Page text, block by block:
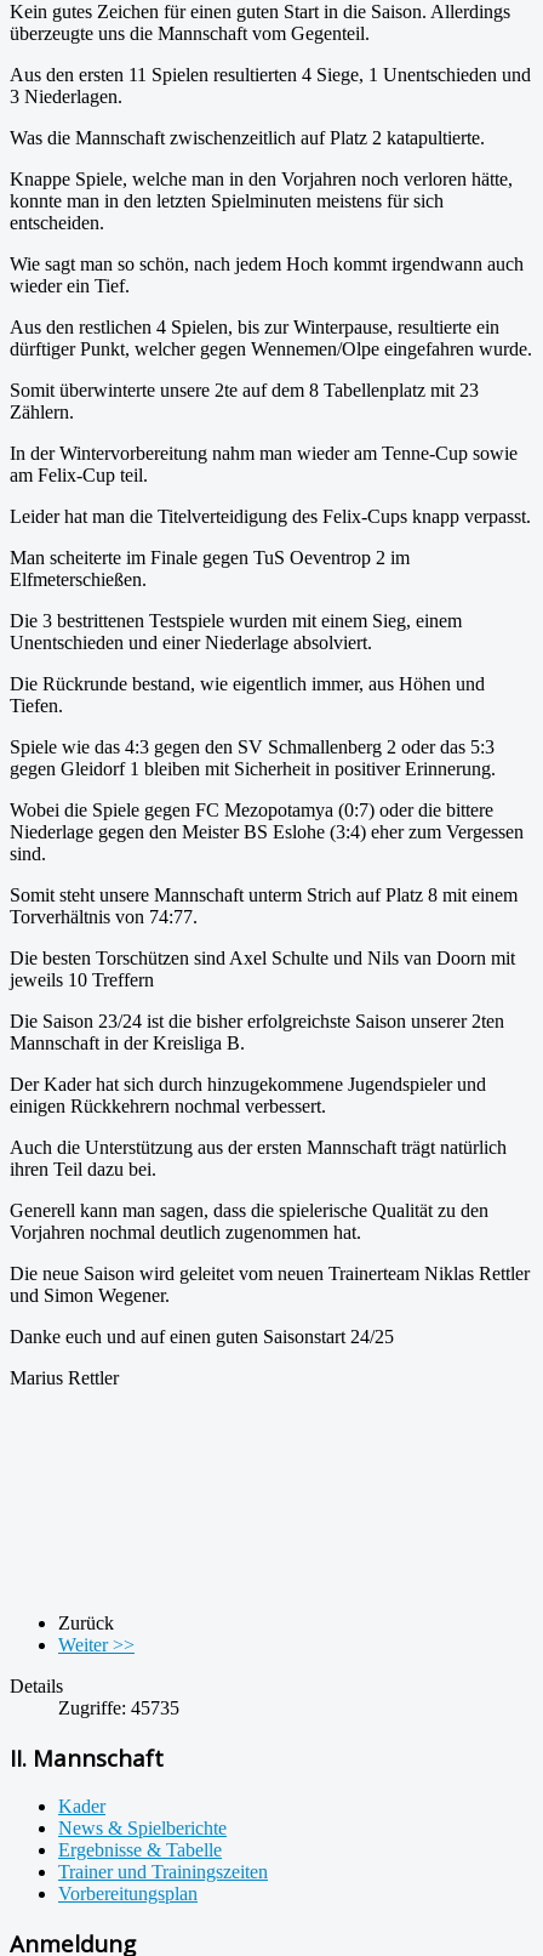
Kein gutes Zeichen für einen guten Start in die Saison. Allerdings
überzeugte uns die Mannschaft vom Gegenteil.
Aus den ersten 11 Spielen resultierten 4 Siege, 1 Unentschieden und
3 Niederlagen.
Was die Mannschaft zwischenzeitlich auf Platz 2 katapultierte.
Knappe Spiele, welche man in den Vorjahren noch verloren hätte,
konnte man in den letzten Spielminuten meistens für sich
entscheiden.
Wie sagt man so schön, nach jedem Hoch kommt irgendwann auch
wieder ein Tief.
Aus den restlichen 4 Spielen, bis zur Winterpause, resultierte ein
dürftiger Punkt, welcher gegen Wennemen/Olpe eingefahren wurde.
Somit überwinterte unsere 2te auf dem 8 Tabellenplatz mit 23
Zählern.
In der Wintervorbereitung nahm man wieder am Tenne-Cup sowie
am Felix-Cup teil.
Leider hat man die Titelverteidigung des Felix-Cups knapp verpasst.
Man scheiterte im Finale gegen TuS Oeventrop 2 im
Elfmeterschießen.
Die 3 bestrittenen Testspiele wurden mit einem Sieg, einem
Unentschieden und einer Niederlage absolviert.
Die Rückrunde bestand, wie eigentlich immer, aus Höhen und
Tiefen.
Spiele wie das 4:3 gegen den SV Schmallenberg 2 oder das 5:3
gegen Gleidorf 1 bleiben mit Sicherheit in positiver Erinnerung.
Wobei die Spiele gegen FC Mezopotamya (0:7) oder die bittere
Niederlage gegen den Meister BS Eslohe (3:4) eher zum Vergessen
sind.
Somit steht unsere Mannschaft unterm Strich auf Platz 8 mit einem
Torverhältnis von 74:77.
Die besten Torschützen sind Axel Schulte und Nils van Doorn mit
jeweils 10 Treffern
Die Saison 23/24 ist die bisher erfolgreichste Saison unserer 2ten
Mannschaft in der Kreisliga B.
Der Kader hat sich durch hinzugekommene Jugendspieler und
einigen Rückkehrern nochmal verbessert.
Auch die Unterstützung aus der ersten Mannschaft trägt natürlich
ihren Teil dazu bei.
Generell kann man sagen, dass die spielerische Qualität zu den
Vorjahren nochmal deutlich zugenommen hat.
Die neue Saison wird geleitet vom neuen Trainerteam Niklas Rettler
und Simon Wegener.
Danke euch und auf einen guten Saisonstart 24/25
Marius Rettler
Zurück
Weiter >>
Details
Zugriffe: 45735
II. Mannschaft
Kader
News & Spielberichte
Ergebnisse & Tabelle
Trainer und Trainingszeiten
Vorbereitungsplan
Anmeldung